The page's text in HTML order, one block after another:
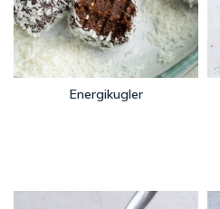
Energikugler